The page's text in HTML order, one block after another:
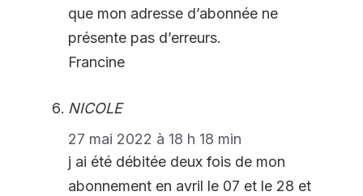
que mon adresse d’abonnée ne
présente pas d’erreurs.
Francine
NICOLE
27 mai 2022 à 18 h 18 min
j ai été débitée deux fois de mon
abonnement en avril le 07 et le 28 et